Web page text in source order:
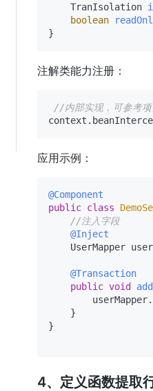
    TranIsolation
boolean
注解类能力注册：
//内部实现，可参考项
应用示例：
@Component
public class
//注入字段
@Inject
UserMapper
@Transaction
public void
    }
}
4、定义函数提取